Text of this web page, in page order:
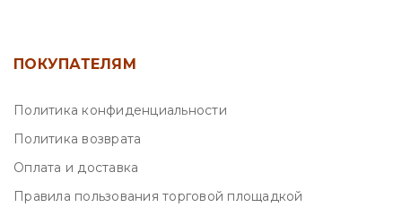
ПОКУПАТЕЛЯМ
Политика конфиденциальности
Политика возврата
Оплата и доставка
Правила пользования торговой площадкой